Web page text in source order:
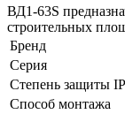
ВД1-63S
строительных
Бренд
Серия
Степень защиты IP
Способ монтажа